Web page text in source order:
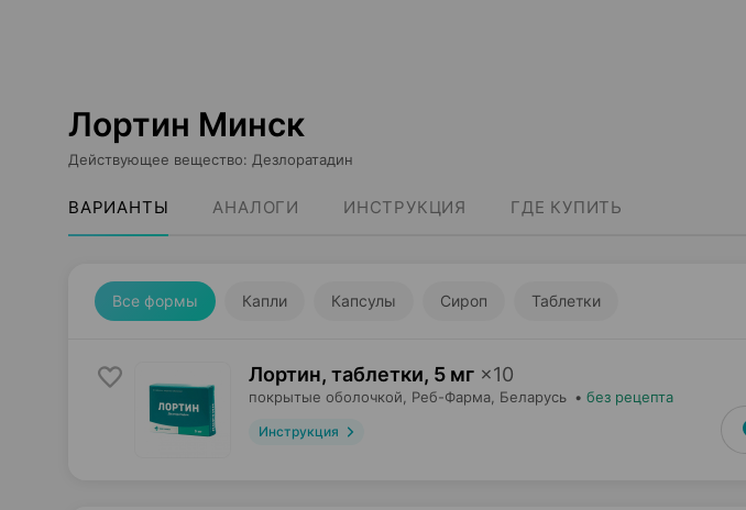
Лортин Минск
Действующее вещество: Дезлоратадин
ВАРИАНТЫ АНАЛОГИ ИНСТРУКЦИЯ ГДЕ КУПИТЬ
Все формы Капли Капсулы Сироп Таблетки
Лортин, таблетки, 5 мг ×10
покрытые оболочкой, Реб-Фарма , Беларусь • без рецепта
Инструкция